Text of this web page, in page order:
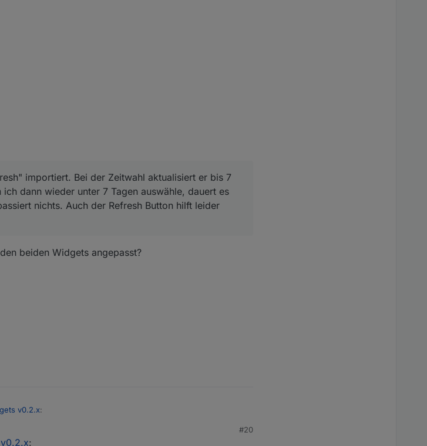
importiert. Bei der Zeitwahl aktualisiert er bis 7
dann wieder unter 7 Tagen auswähle, dauert es
nichts. Auch der Refresh Button hilft leider
beiden Widgets angepasst?
v0.2.x:
#20
: